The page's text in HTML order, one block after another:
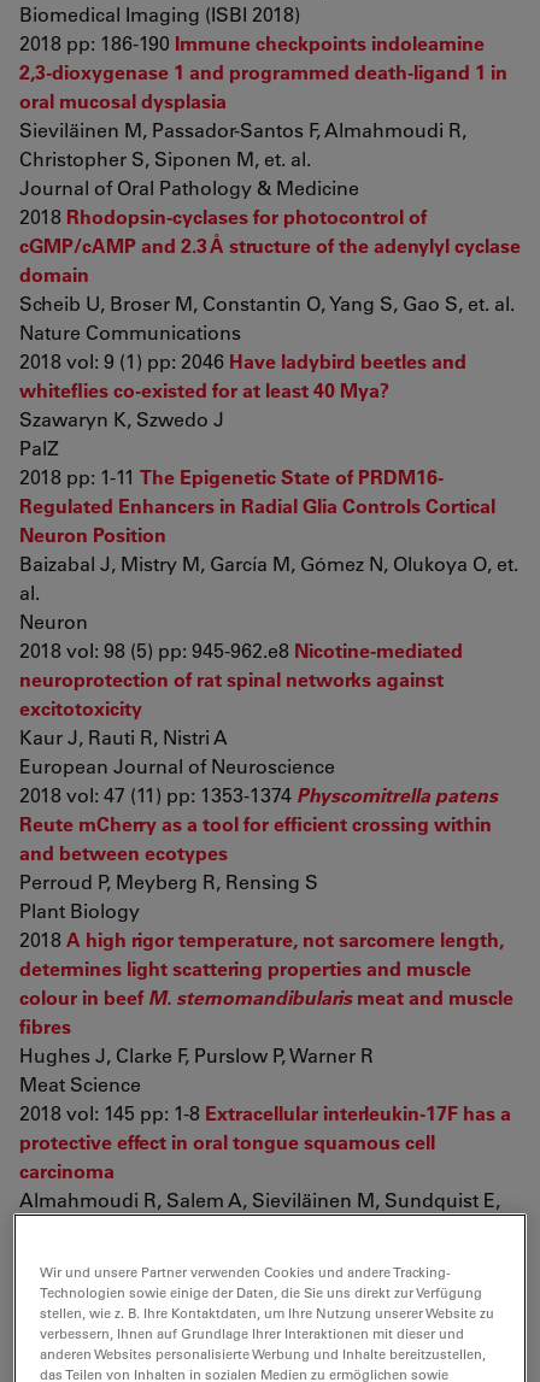
Biomedical Imaging (ISBI 2018)
2018 pp: 186-190 Immune checkpoints indoleamine
2,3-dioxygenase 1 and programmed death-ligand 1 in
oral mucosal dysplasia
Sieviläinen M, Passador-Santos F, Almahmoudi R,
Christopher S, Siponen M, et. al.
Journal of Oral Pathology & Medicine
2018 Rhodopsin-cyclases for photocontrol of
cGMP/cAMP and 2.3 Å structure of the adenylyl cyclase
domain
Scheib U, Broser M, Constantin O, Yang S, Gao S, et. al.
Nature Communications
2018 vol: 9 (1) pp: 2046 Have ladybird beetles and
whiteflies co-existed for at least 40 Mya?
Szawaryn K, Szwedo J
PalZ
2018 pp: 1-11 The Epigenetic State of PRDM16-
Regulated Enhancers in Radial Glia Controls Cortical
Neuron Position
Baizabal J, Mistry M, García M, Gómez N, Olukoya O, et.
al.
Neuron
2018 vol: 98 (5) pp: 945-962.e8 Nicotine-mediated
neuroprotection of rat spinal networks against
excitotoxicity
Kaur J, Rauti R, Nistri A
European Journal of Neuroscience
2018 vol: 47 (11) pp: 1353-1374 Physcomitrella patens
Reute mCherry as a tool for efficient crossing within
and between ecotypes
Perroud P, Meyberg R, Rensing S
Plant Biology
2018A high rigor temperature, not sarcomere length,
determines light scattering properties and muscle
colour in beefM. sternomandibularismeat and muscle
fibres
Hughes J, Clarke F, Purslow P, Warner R
Meat Science
2018 vol: 145 pp: 1-8 Extracellular interleukin-17F has a
protective effect in oral tongue squamous cell
carcinoma
Almahmoudi R, Salem A, Sieviläinen M, Sundquist E,
2018Zbtb20Regulates Developmental Neurogenesis
in the Olfactory Bulb and Gliogenesis After Adult Brain
Injury
Doeppner T, Herz J, Bähr M, Tonchev A, Stoykova A
Wir und unsere Partner verwenden Cookies und andere Tracking-
Technologien sowie einige der Daten, die Sie uns direkt zur Verfügung
stellen, wie z. B. Ihre Kontaktdaten, um Ihre Nutzung unserer Website zu
verbessern, Ihnen auf Grundlage Ihrer Interaktionen mit dieser und
anderen Websites personalisierte Werbung und Inhalte bereitzustellen,
das Teilen von Inhalten in sozialen Medien zu ermöglichen sowie